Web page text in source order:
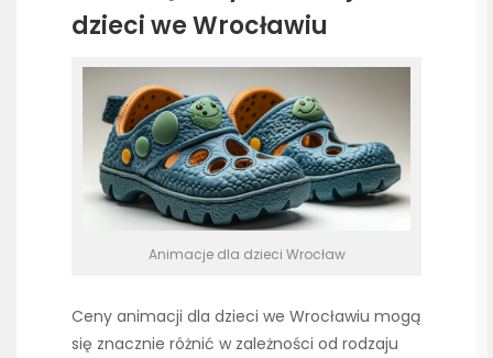
dzieci we Wrocławiu
Animacje dla dzieci Wrocław
Ceny animacji dla dzieci we Wrocławiu mogą
się znacznie różnić w zależności od rodzaju